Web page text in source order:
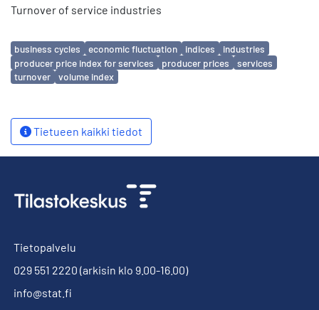
Turnover of service industries
Avainsanat
business cycles economic fluctuation indices
industries
producer price index for services
producer prices
services
turnover
volume index
Tietueen kaikki tiedot
Tietopalvelu
029 551 2220 (arkisin klo 9.00-16.00)
info@stat.fi